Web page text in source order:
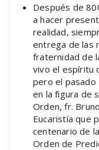
Después de
a hacer
realidad,
entrega de las
fraternidad de
vivo el espíritu
pero el pasado
en la figura de
Orden, fr.
Eucaristía que
centenario de
Orden de